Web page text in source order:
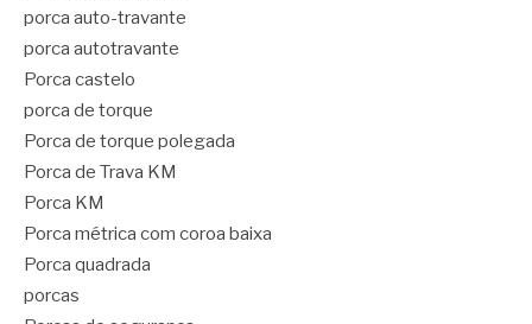
porca auto-travante
porca autotravante
Porca castelo
porca de torque
Porca de torque polegada
Porca de Trava KM
Porca KM
Porca métrica com coroa baixa
Porca quadrada
porcas